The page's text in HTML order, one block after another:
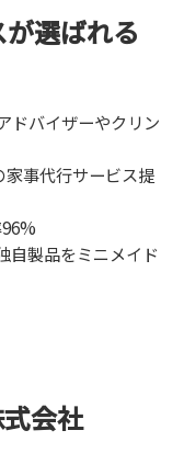
選ばれる
ドバイザーやクリン
家事代行サービス提
自製品をミニメイド
会社